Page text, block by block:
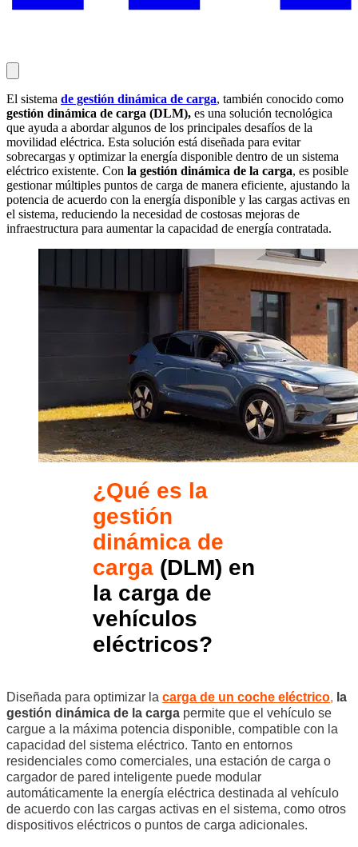
El sistema de gestión dinámica de carga, también conocido como
gestión dinámica de carga (DLM), es una solución tecnológica
que ayuda a abordar algunos de los principales desafíos de la
movilidad eléctrica. Esta solución está diseñada para evitar
sobrecargas y optimizar la energía disponible dentro de un sistema
eléctrico existente. Con la gestión dinámica de la carga, es posible
gestionar múltiples puntos de carga de manera eficiente, ajustando la
potencia de acuerdo con la energía disponible y las cargas activas en
el sistema, reduciendo la necesidad de costosas mejoras de
infraestructura para aumentar la capacidad de energía contratada.
¿Qué es la
gestión
dinámica de
carga (DLM) en
la carga de
vehículos
eléctricos?
Diseñada para optimizar la carga de un coche eléctrico, la
gestión dinámica de la carga permite que el vehículo se
cargue a la máxima potencia disponible, compatible con la
capacidad del sistema eléctrico. Tanto en entornos
residenciales como comerciales, una estación de carga o
cargador de pared inteligente puede modular
automáticamente la energía eléctrica destinada al vehículo
de acuerdo con las cargas activas en el sistema, como otros
dispositivos eléctricos o puntos de carga adicionales.